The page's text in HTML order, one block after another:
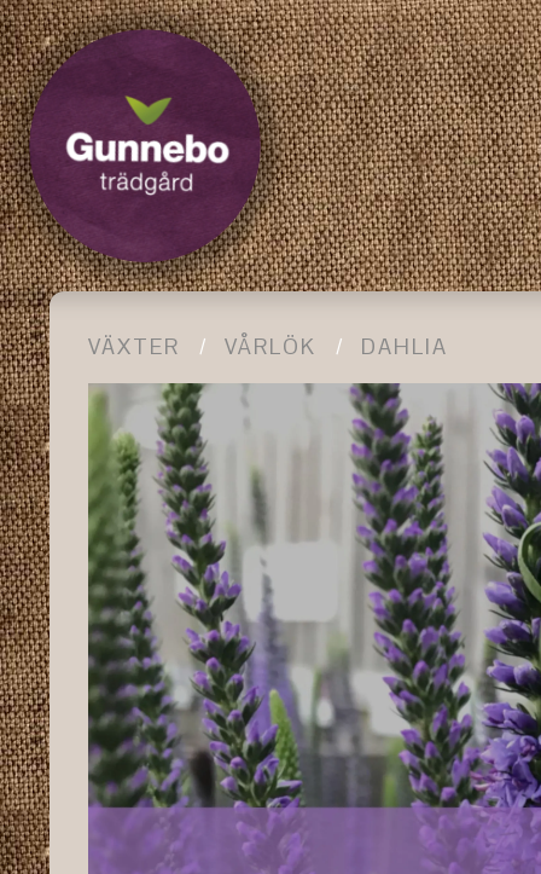
VÄXTER VÅRLÖK DAHLIA